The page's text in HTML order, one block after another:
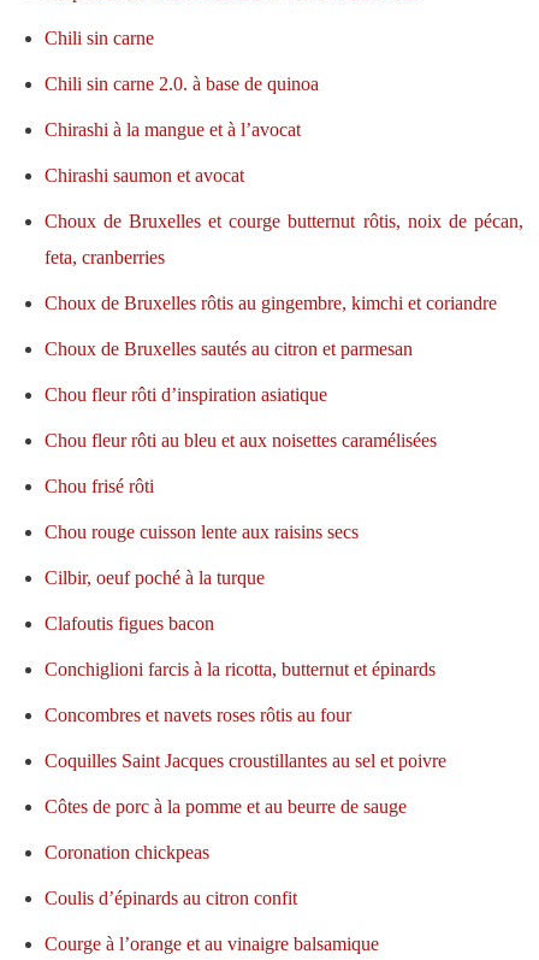
Chili sin carne
Chili sin carne 2.0. à base de quinoa
Chirashi à la mangue et à l’avocat
Chirashi saumon et avocat
Choux de Bruxelles et courge butternut rôtis, noix de pécan,
feta, cranberries
Choux de Bruxelles rôtis au gingembre, kimchi et coriandre
Choux de Bruxelles sautés au citron et parmesan
Chou fleur rôti d’inspiration asiatique
Chou fleur rôti au bleu et aux noisettes caramélisées
Chou frisé rôti
Chou rouge cuisson lente aux raisins secs
Cilbir, oeuf poché à la turque
Clafoutis figues bacon
Conchiglioni farcis à la ricotta, butternut et épinards
Concombres et navets roses rôtis au four
Coquilles Saint Jacques croustillantes au sel et poivre
Côtes de porc à la pomme et au beurre de sauge
Coronation chickpeas
Coulis d’épinards au citron confit
Courge à l’orange et au vinaigre balsamique